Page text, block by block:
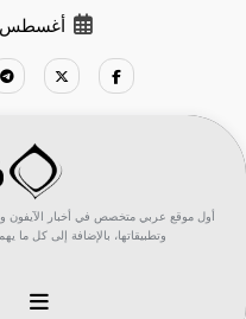
أغسطس 9, 2026
أول موقع عربي متخصص في أخبار الآيفون
وتطبيقاتها، بالإضافة إلى كل ما